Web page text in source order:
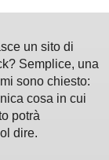
un sito di
Semplice, una
sono chiesto:
cosa in cui
potrà
dire.